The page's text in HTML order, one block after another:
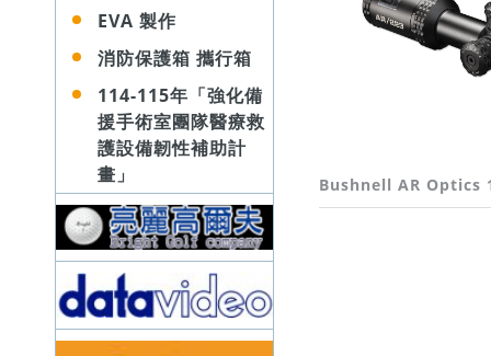
EVA 製作
消防保護箱 攜行箱
114-115年「強化備
援手術室團隊醫療救
護設備韌性補助計
畫」
Bushnell AR Optics